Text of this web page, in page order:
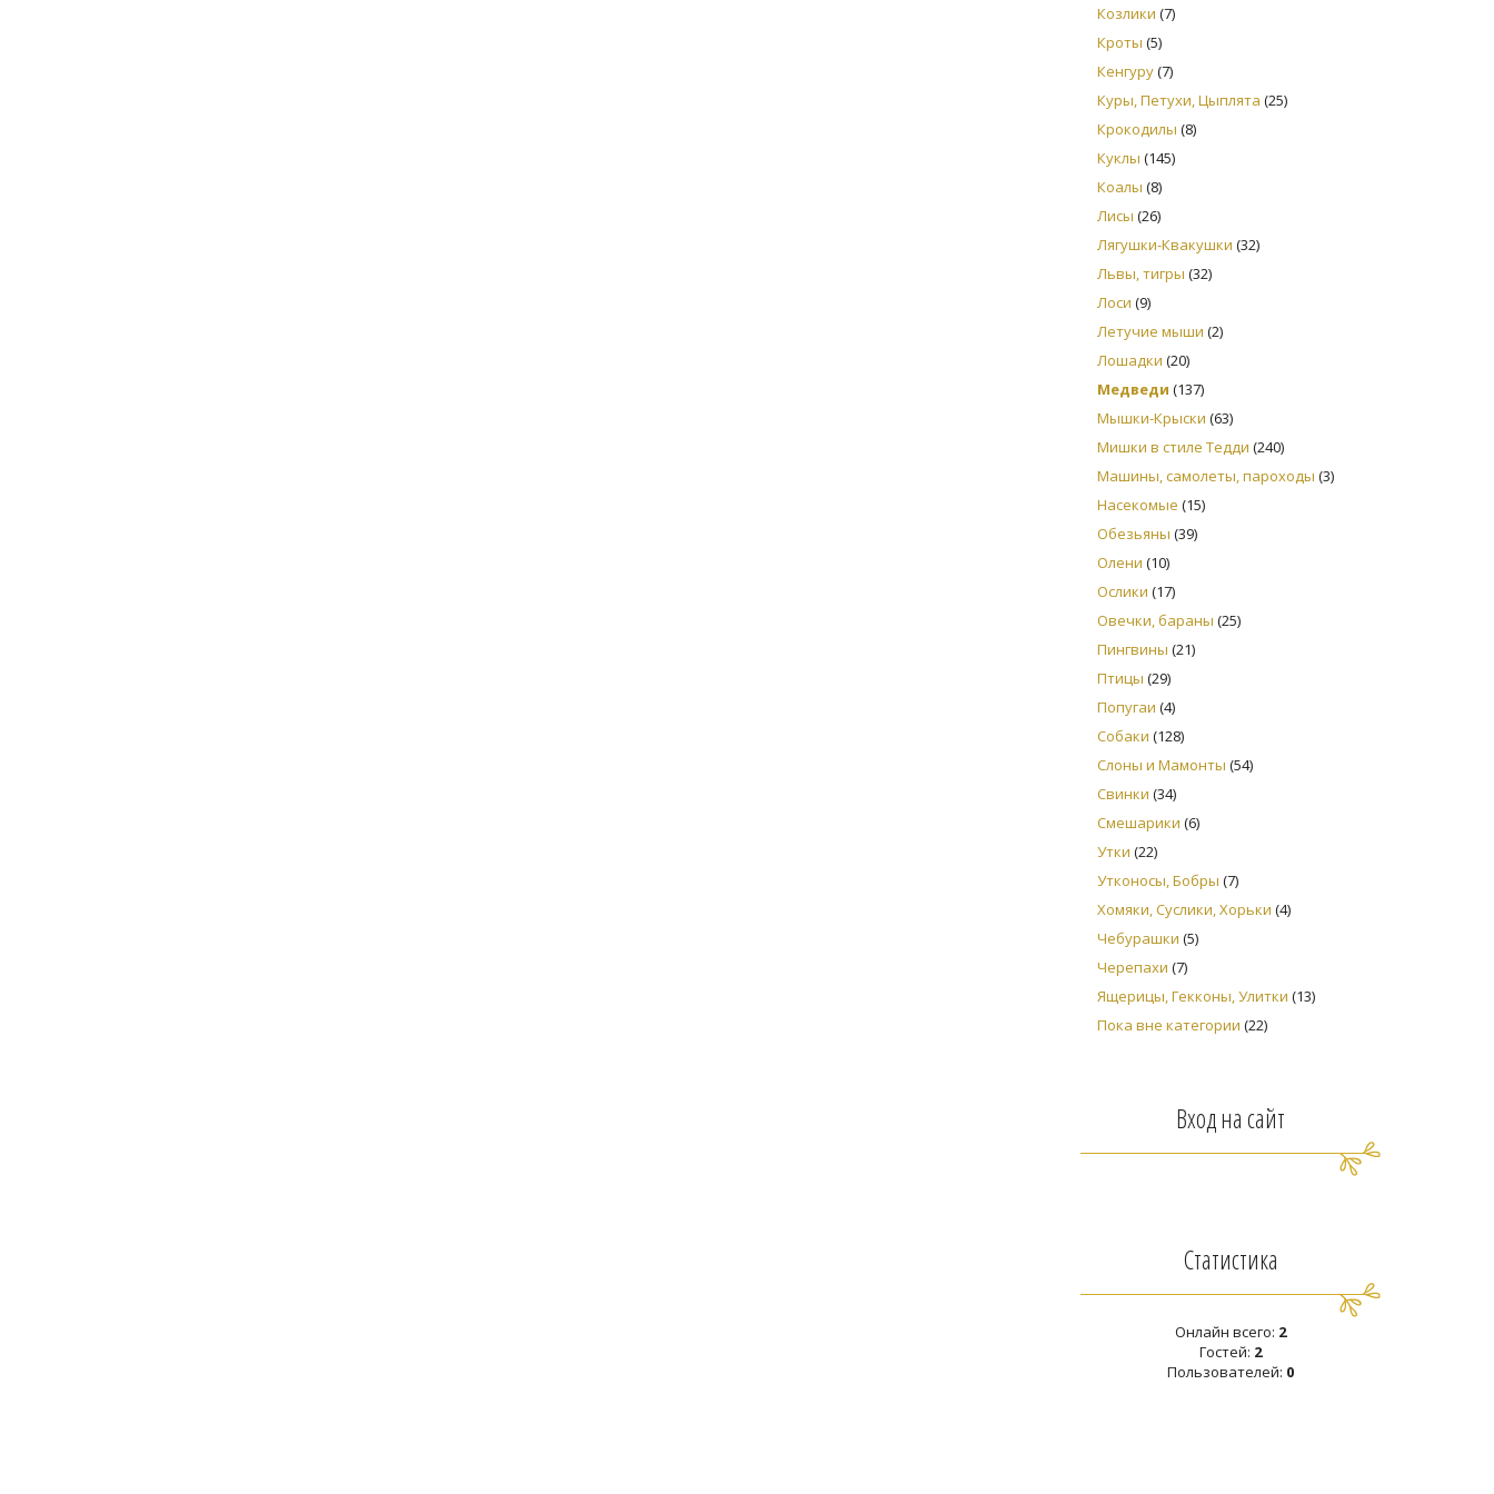
Козлики (7)
Кроты (5)
Кенгуру(7)
Куры, Петухи, Цыплята (25)
Крокодилы (8)
Куклы (145)
Коалы (8)
Лисы (26)
Лягушки-Квакушки (32)
Львы, тигры (32)
Лоси (9)
Летучие мыши (2)
Лошадки (20)
Медведи (137)
Мышки-Крыски (63)
Мишки в стиле Тедди (240)
Машины, самолеты, пароходы (3)
Насекомые (15)
Обезьяны (39)
Олени (10)
Ослики (17)
Овечки, бараны (25)
Пингвины (21)
Птицы (29)
Попугаи (4)
Собаки (128)
Слоны и Мамонты (54)
Свинки (34)
Смешарики (6)
Утки (22)
Утконосы, Бобры (7)
Хомяки, Суслики, Хорьки (4)
Чебурашки (5)
Черепахи (7)
Ящерицы, Гекконы, Улитки (13)
Пока вне категории (22)
Вход на сайт
Статистика
Онлайн всего: 2
Гостей: 2
Пользователей: 0